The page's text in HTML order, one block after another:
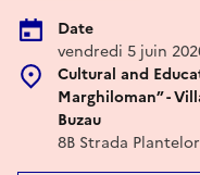
Date
vendredi 5 juin
Cultural and
Marghiloman” -
Buzau
8B Strada